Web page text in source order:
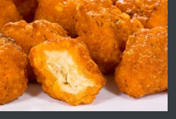
Давам гараж под наем
преди 2 дни
№4120 Магазин/Офис под наем в кв.